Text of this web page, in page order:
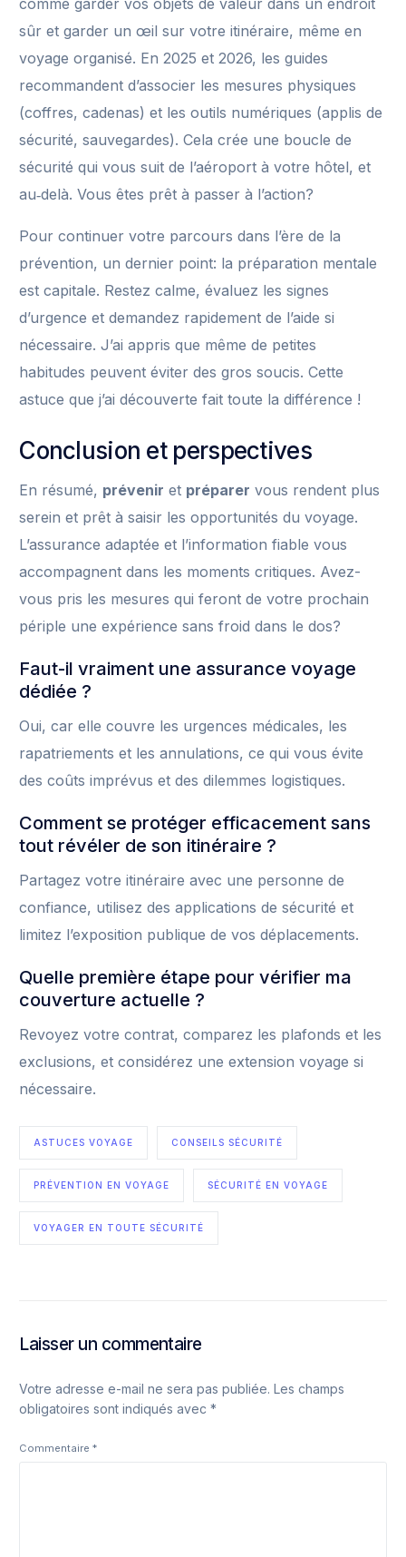
comme garder vos objets de valeur dans un endroit
sûr et garder un œil sur votre itinéraire, même en
voyage organisé. En 2025 et 2026, les guides
recommandent d’associer les mesures physiques
(coffres, cadenas) et les outils numériques (applis de
sécurité, sauvegardes). Cela crée une boucle de
sécurité qui vous suit de l’aéroport à votre hôtel, et
au‑delà. Vous êtes prêt à passer à l’action?
Pour continuer votre parcours dans l’ère de la
prévention, un dernier point: la préparation mentale
est capitale. Restez calme, évaluez les signes
d’urgence et demandez rapidement de l’aide si
nécessaire. J’ai appris que même de petites
habitudes peuvent éviter des gros soucis. Cette
astuce que j’ai découverte fait toute la différence !
Conclusion et perspectives
En résumé, prévenir et préparer vous rendent plus
serein et prêt à saisir les opportunités du voyage.
L’assurance adaptée et l’information fiable vous
accompagnent dans les moments critiques. Avez-
vous pris les mesures qui feront de votre prochain
périple une expérience sans froid dans le dos?
Faut-il vraiment une assurance voyage
dédiée ?
Oui, car elle couvre les urgences médicales, les
rapatriements et les annulations, ce qui vous évite
des coûts imprévus et des dilemmes logistiques.
Comment se protéger efficacement sans
tout révéler de son itinéraire ?
Partagez votre itinéraire avec une personne de
confiance, utilisez des applications de sécurité et
limitez l’exposition publique de vos déplacements.
Quelle première étape pour vérifier ma
couverture actuelle ?
Revoyez votre contrat, comparez les plafonds et les
exclusions, et considérez une extension voyage si
nécessaire.
ASTUCES VOYAGE CONSEILS SÉCURITÉ
PRÉVENTION EN VOYAGE SÉCURITÉ EN VOYAGE
VOYAGER EN TOUTE SÉCURITÉ
Laisser un commentaire
Votre adresse e-mail ne sera pas publiée. Les champs
obligatoires sont indiqués avec*
Commentaire*